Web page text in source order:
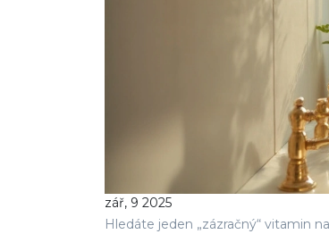
zář, 9 2025
Hledáte jeden „zázračný“ vitamin